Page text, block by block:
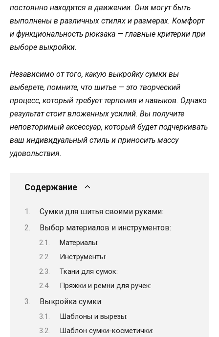
постоянно находится в движении. Они могут быть
выполнены в различных стилях и размерах. Комфорт
и функциональность рюкзака — главные критерии при
выборе выкройки.
Независимо от того, какую выкройку сумки вы
выберете, помните, что шитье — это творческий
процесс, который требует терпения и навыков. Однако
результат стоит вложенных усилий. Вы получите
неповторимый аксессуар, который будет подчеркивать
ваш индивидуальный стиль и приносить массу
удовольствия.
Содержание
Сумки для шитья своими руками:
Выбор материалов и инструментов:
Материалы:
Инструменты:
Ткани для сумок:
Пряжки и ремни для ручек:
Выкройка сумки:
Шаблоны и вырезы:
Шаблон сумки-косметички: